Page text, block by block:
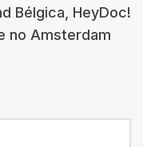
Bélgica, HeyDoc!
no Amsterdam